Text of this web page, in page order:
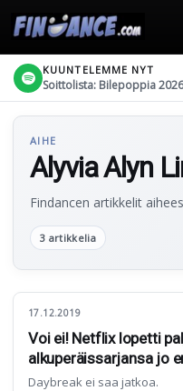
KUUNTELEMME NYT
Soittolista: Bilepoppia
AIHE
Alyvia Alyn
Findancen artikkelit
3 artikkelia
17.12.2019
Voi ei! Netflix lopetti
alkuperäissarjansa jo
Daybreak ei saa jatkoa.